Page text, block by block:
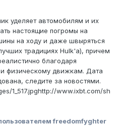
уделяет автомобилям и их
настоящие погромы на
на ходу и даже швыряться
традициях Hulk'a), причем
благодаря
физическому движкам. Дата
следите за новостями.
1_517.jpghttp://www.ixbt.com/sh
freedomfyghter